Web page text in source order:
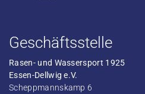
Geschäftsstelle
Rasen- und Wassersport 1925
Essen-Dellwig e.V.
Scheppmannskamp 6